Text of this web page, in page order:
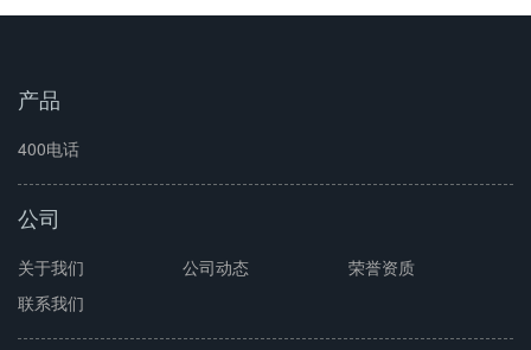
产品
400电话
公司
关于我们 公司动态
荣誉资质
联系我们